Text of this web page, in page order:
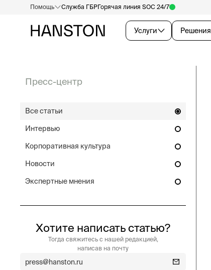
Услуги Решения
Помощь Служба ГБРГорячая линия SOC 24/7
Пресс-центр
Все статьи
Интервью
Корпоративная культура
Новости
Экспертные мнения
Хотите написать статью?
Тогда свяжитесь с нашей редакцией,
написав на почту
press@hanston.ru